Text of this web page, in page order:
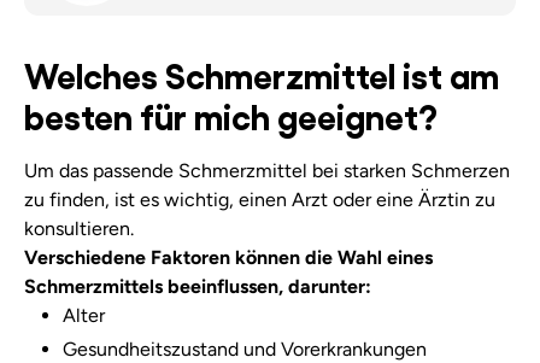
Welches Schmerzmittel ist am
besten für mich geeignet?
Um das passende Schmerzmittel bei starken Schmerzen
zu finden, ist es wichtig, einen Arzt oder eine Ärztin zu
konsultieren.
Verschiedene Faktoren können die Wahl eines
Schmerzmittels beeinflussen, darunter:
Alter
Gesundheitszustand und Vorerkrankungen